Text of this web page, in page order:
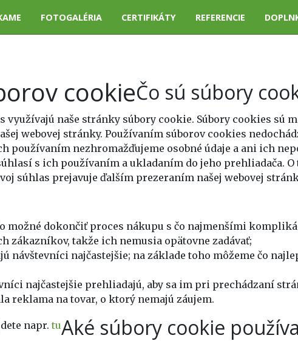
FOTOGALÉRIA CERTIFIKÁTY REFERENCIE
cookieČo sú súbory
naše stránky súbory cookie. Súbory cookies sú
webovej stránky. Používaním súborov cookies
používaním nezhromažďujeme osobné údaje a ani ich
s ich používaním a ukladaním do jeho prehliadača.
súhlas prejavuje ďalším prezeraním našej webovej
možné dokončiť proces nákupu s čo najmenšími
zákazníkov, takže ich nemusia opätovne zadávať;
najčastejšie; na základe toho môžeme čo
najčastejšie prehliadajú, aby sa im pri prechádzaní
reklama na tovar, o ktorý nemajú záujem.
napr. tuAké súbory cookie